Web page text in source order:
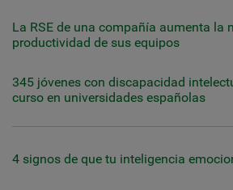
La RSE de una compañía aumenta la
productividad de sus equipos
345 jóvenes con discapacidad
curso en universidades españolas
4 signos de que tu inteligencia